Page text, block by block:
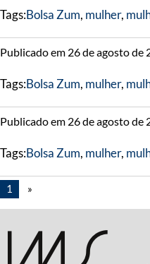
Tags:Bolsa Zum, mulher,
Publicado em 26 de agosto de
Tags:Bolsa Zum, mulher,
Publicado em 26 de agosto de
Tags:Bolsa Zum, mulher,
1 »